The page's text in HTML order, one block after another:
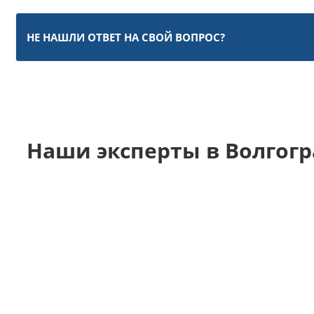
НЕ НАШЛИ ОТВЕТ НА СВОЙ ВОПРОС?
Наши эксперты в